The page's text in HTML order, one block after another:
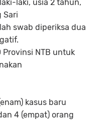
laki-laki, usia 2 tahun,
Sari
swab diperiksa dua
Provinsi NTB untuk
kasus baru
4 (empat) orang